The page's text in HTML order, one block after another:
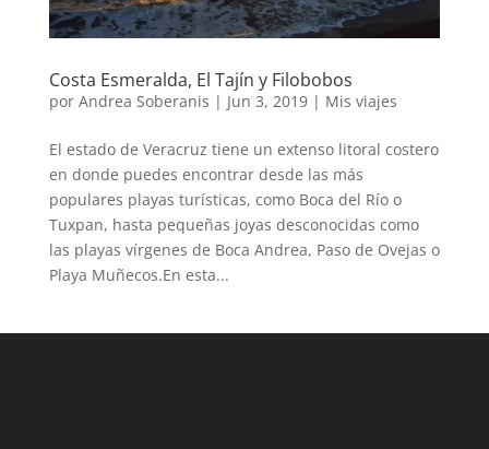
Costa Esmeralda, El Tajín y Filobobos
por Andrea Soberanis | Jun 3, 2019| Mis viajes
El estado de Veracruz tiene un extenso litoral costero
en donde puedes encontrar desde las más
populares playas turísticas, como Boca del Río o
Tuxpan, hasta pequeñas joyas desconocidas como
las playas vírgenes de Boca Andrea, Paso de Ovejas o
Playa Muñecos.En esta...